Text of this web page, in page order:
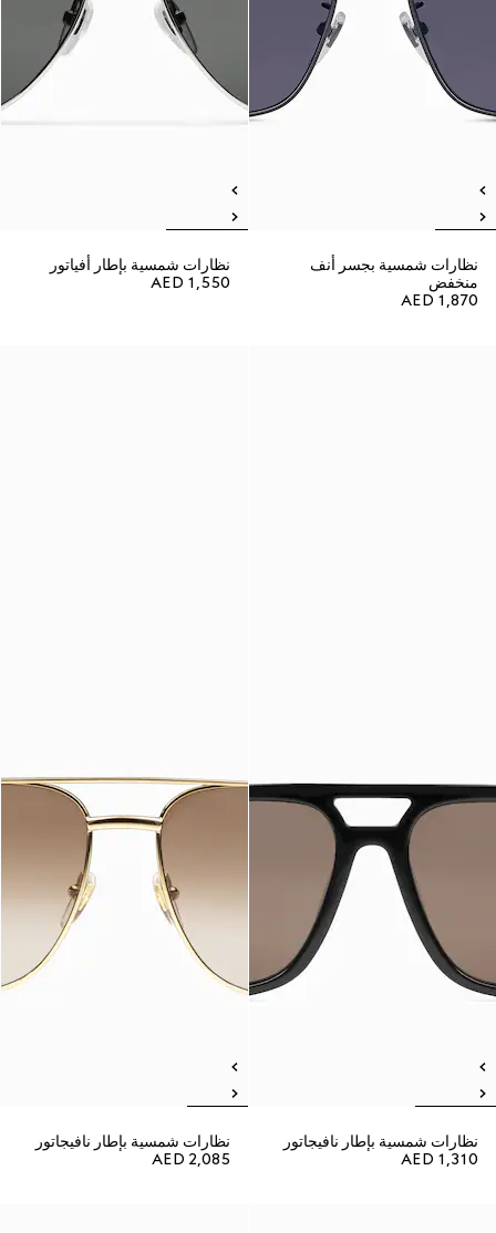
نظارات شمسية بجسر أنف
منخفض
AED 1,870
نظارات شمسية بإطار أفياتور
AED 1,550
نظارات شمسية بإطار نافيجاتور
AED 1,310
نظارات شمسية بإطار نافيجاتور
AED 2,085